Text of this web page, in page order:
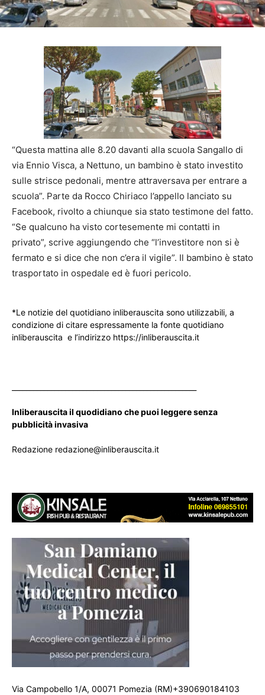
“Questa mattina alle 8.20 davanti alla scuola Sangallo di
via Ennio Visca, a Nettuno, un bambino è stato investito
sulle strisce pedonali, mentre attraversava per entrare a
scuola”. Parte da Rocco Chiriaco l’appello lanciato su
Facebook, rivolto a chiunque sia stato testimone del fatto.
“Se qualcuno ha visto cortesemente mi contatti in
privato”, scrive aggiungendo che “l’investitore non si è
fermato e si dice che non c’era il vigile”. Il bambino è stato
trasportato in ospedale ed è fuori pericolo.
*Le notizie del quotidiano inliberauscita sono utilizzabili, a
condizione di citare espressamente la fonte quotidiano
inliberauscita e l’indirizzo https://inliberauscita.it
Inliberauscita il quodidiano che puoi leggere senza
pubblicità invasiva
Redazione redazione@inliberauscita.it
Via Campobello 1/A, 00071 Pomezia (RM)+390690184103